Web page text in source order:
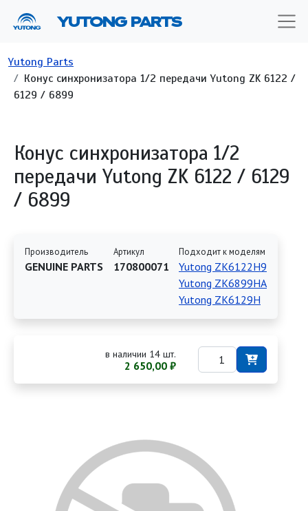
YUTONG PARTS
Строка навигации
Yutong Parts
Конус синхронизатора 1/2 передачи Yutong ZK 6122 /
6129 / 6899
Конус синхронизатора 1/2
передачи Yutong ZK 6122 / 6129
/ 6899
Производитель
GENUINE PARTS
Артикул
170800071
Подходит к моделям
Yutong ZK6122H9
Yutong ZK6899HA
Yutong ZK6129H
в наличии 14 шт.
2 650,00 ₽